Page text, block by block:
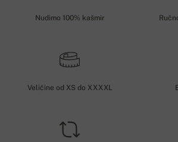
Nudimo 100% kašmir
Veličine od XS do XXXXL